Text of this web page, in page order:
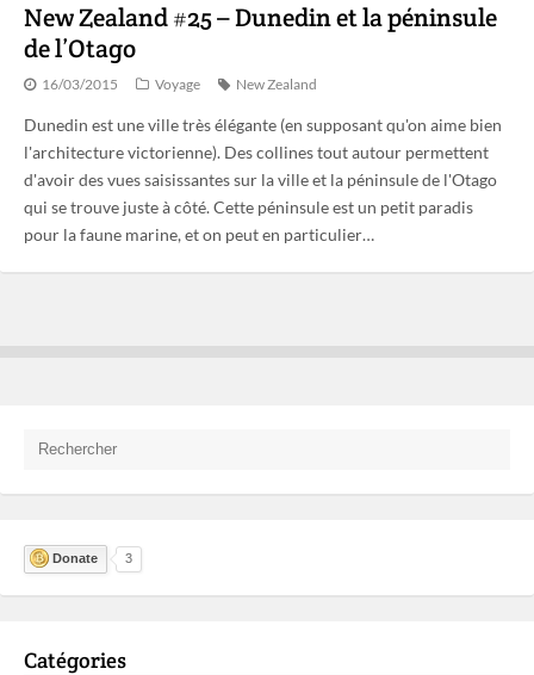
New Zealand #25 – Dunedin et la péninsule
de l’Otago
16/03/2015 Voyage New Zealand
Dunedin est une ville très élégante (en supposant qu'on aime bien
l'architecture victorienne). Des collines tout autour permettent
d'avoir des vues saisissantes sur la ville et la péninsule de l'Otago
qui se trouve juste à côté. Cette péninsule est un petit paradis
pour la faune marine, et on peut en particulier…
Donate 3
Catégories